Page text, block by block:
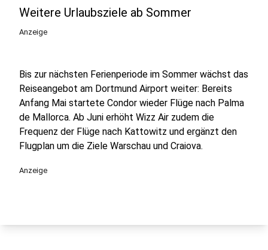
Weitere Urlaubsziele ab Sommer
Anzeige
Bis zur nächsten Ferienperiode im Sommer wächst das
Reiseangebot am Dortmund Airport weiter: Bereits
Anfang Mai startete Condor wieder Flüge nach Palma
de Mallorca. Ab Juni erhöht Wizz Air zudem die
Frequenz der Flüge nach Kattowitz und ergänzt den
Flugplan um die Ziele Warschau und Craiova.
Anzeige